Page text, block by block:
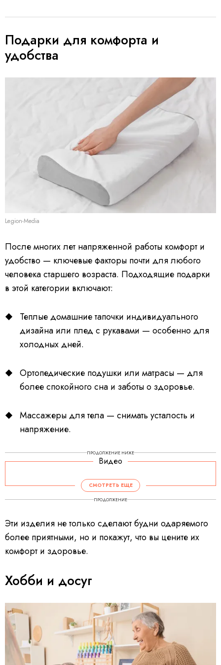
Подарки для комфорта и
удобства
Legion-Media
После многих лет напряженной работы комфорт и
удобство — ключевые факторы почти для любого
человека старшего возраста. Подходящие подарки
в этой категории включают:
Теплые домашние тапочки индивидуального
дизайна или плед с рукавами — особенно для
холодных дней.
Ортопедические подушки или матрасы — для
более спокойного сна и заботы о здоровье.
Массажеры для тела — снимать усталость и
напряжение.
ПРОДОЛЖЕНИЕ НИЖЕ
Видео
СМОТРЕТЬ ЕЩЕ
ПРОДОЛЖЕНИЕ
Эти изделия не только сделают будни одаряемого
более приятными, но и покажут, что вы цените их
комфорт и здоровье.
Хобби и досуг